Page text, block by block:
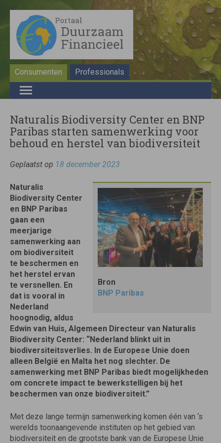
Consumenten Professionals
Naturalis Biodiversity Center en BNP
Paribas starten samenwerking voor
behoud en herstel van biodiversiteit
Geplaatst op 18 december 2023
Bron
BNP Paribas
Naturalis
Biodiversity Center
en BNP Paribas
gaan een
meerjarige
samenwerking aan
om biodiversiteit
te beschermen en
het herstel ervan
te versnellen. En
dat is vooral in
Nederland
hoognodig, aldus
Edwin van Huis, Algemeen Directeur van Naturalis
Biodiversity Center: “Nederland blinkt uit in
biodiversiteitsverlies. In de Europese Unie doen
alleen België en Malta het nog slechter. De
samenwerking met BNP Paribas biedt mogelijkheden
om concrete impact te bewerkstelligen bij het
beschermen van onze biodiversiteit.”
Met deze lange termijn samenwerking komen één van ‘s
werelds toonaangevende instituten op het gebied van
biodiversiteit en de grootste bank van de Europese Unie